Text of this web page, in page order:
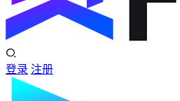
登录 注册